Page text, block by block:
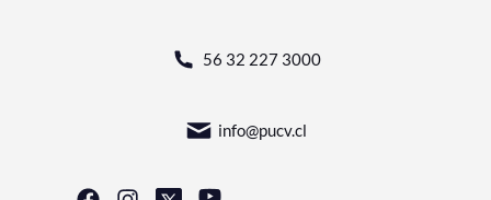
56 32 227 3000
info@pucv.cl